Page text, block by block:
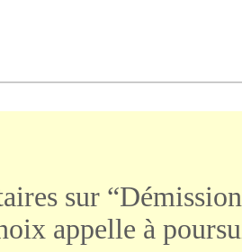
sur
appelle à